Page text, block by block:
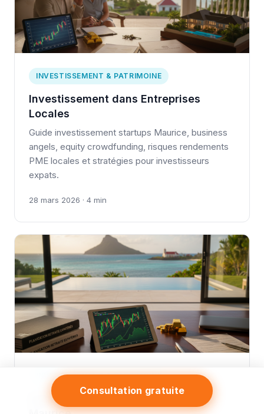
INVESTISSEMENT & PATRIMOINE
Investissement dans Entreprises
Locales
Guide investissement startups Maurice, business
angels, equity crowdfunding, risques rendements
PME locales et stratégies pour investisseurs
expats.
28 mars 2026 · 4 min
INVESTISSEMENT & PATRIMOINE
Fonds de Retraite Supplémentaire à
Consultation gratuite